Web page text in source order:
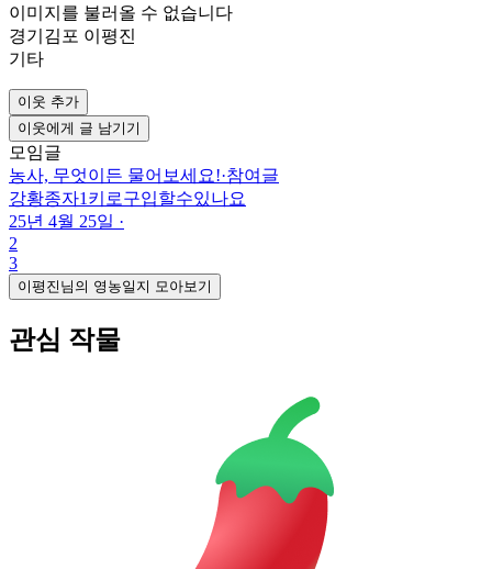
이미지를 불러올 수 없습니다
경기김포 이평진
기타
이웃 추가
이웃에게 글 남기기
모임글
농사, 무엇이든 물어보세요!·참여글
강황종자1키로구입할수있나요
25년 4월 25일 ·
2
3
이평진님의 영농일지 모아보기
관심 작물